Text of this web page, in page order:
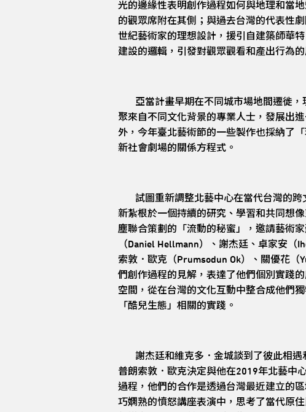
光的邊緣性表明創作過程如何與地理和當
的觀眾席附在其側；與過去台灣的代表性
世紀藝術家的理想設計，援引自建築師華
建設的邏輯，引發對觀眾觀看和產出行為的
亞當計畫早期在不同城市場地間遷徙，
聚來自不同文化背景的專業人士，發展出
外，今年臺北藝術節的一些製作也採納了
新社會劇場的關係方程式。
試圖重新調整北藝中心在當代台灣的跨
新紮根於一個持續的研究、學習和共同想
塵聯合策劃的「流動的秘蜜」，邀請藝術
（Daniel Hellmann）、謝杰廷、卓家安（
索敦．歐克（Prumsodun Ok）、關優花（
們創作過程的見解，表達了他們個別實踐
空間，從在台灣的文化互動中整合成他們
「酷兒生態」相關的實踐。
謝杰廷和維克多．金城談到了彼此相遇
普朗索敦．歐克決定與他在2019年北藝中
過程，他們的合作是透過台灣最近建立的
巧嫻熟的憤怒講座表演中，思考了當代原